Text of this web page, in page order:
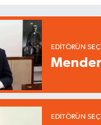
EDITÖRÜN
EDITÖRÜN